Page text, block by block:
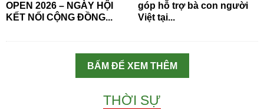
OPEN 2026 – NGÀY HỘI
KẾT NỐI CỘNG ĐỒNG...
góp hỗ trợ bà con người
Việt tại...
BẤM ĐỂ XEM THÊM
THỜI SỰ